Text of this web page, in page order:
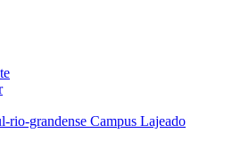
rio-grandense Campus Lajeado